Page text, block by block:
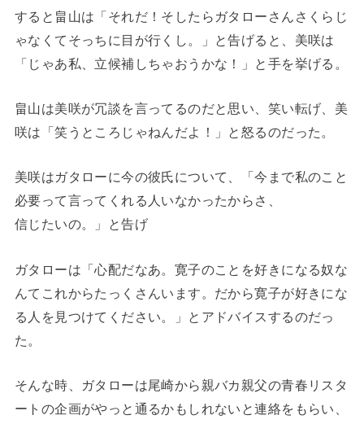
すると畠山は「それだ！そしたらガタローさんさくらじ
ゃなくてそっちに目が行くし。」と告げると、美咲は
「じゃあ私、立候補しちゃおうかな！」と手を挙げる。
畠山は美咲が冗談を言ってるのだと思い、笑い転げ、美
咲は「笑うところじゃねんだよ！」と怒るのだった。
美咲はガタローに今の彼氏について、「今まで私のこと
必要って言ってくれる人いなかったからさ、
信じたいの。」と告げ
ガタローは「心配だなあ。寛子のことを好きになる奴な
んてこれからたっくさんいます。だから寛子が好きにな
る人を見つけてください。」とアドバイスするのだっ
た。
そんな時、ガタローは尾崎から親バカ親父の青春リスタ
ートの企画がやっと通るかもしれないと連絡をもらい、